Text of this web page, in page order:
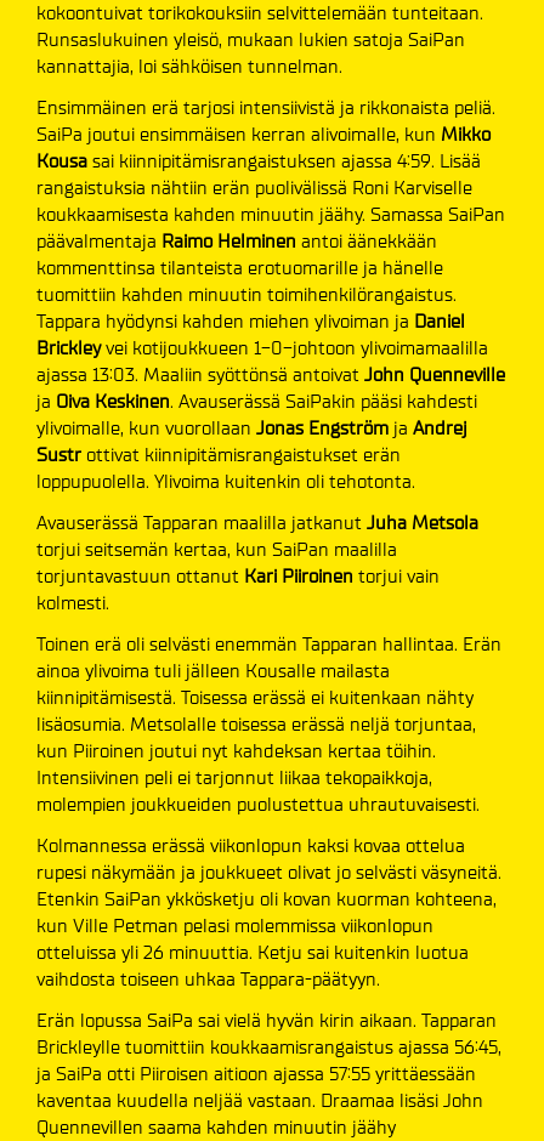
kokoontuivat torikokouksiin selvittelemään tunteitaan.
Runsaslukuinen yleisö, mukaan lukien satoja SaiPan
kannattajia, loi sähköisen tunnelman.
Ensimmäinen erä tarjosi intensiivistä ja rikkonaista peliä.
SaiPa joutui ensimmäisen kerran alivoimalle, kun Mikko
Kousa sai kiinnipitämisrangaistuksen ajassa 4:59. Lisää
rangaistuksia nähtiin erän puolivälissä Roni Karviselle
koukkaamisesta kahden minuutin jäähy. Samassa SaiPan
päävalmentaja Raimo Helminen antoi äänekkään
kommenttinsa tilanteista erotuomarille ja hänelle
tuomittiin kahden minuutin toimihenkilörangaistus.
Tappara hyödynsi kahden miehen ylivoiman ja Daniel
Brickleyvei kotijoukkueen 1-0-johtoon ylivoimamaalilla
ajassa 13:03. Maaliin syöttönsä antoivat John Quenneville
ja Oiva Keskinen. Avauserässä SaiPakin pääsi kahdesti
ylivoimalle, kun vuorollaan Jonas Engström ja Andrej
Sustr ottivat kiinnipitämisrangaistukset erän
loppupuolella. Ylivoima kuitenkin oli tehotonta.
Avauserässä Tapparan maalilla jatkanut Juha Metsola
torjui seitsemän kertaa, kun SaiPan maalilla
torjuntavastuun ottanut Kari Piiroinen torjui vain
kolmesti.
Toinen erä oli selvästi enemmän Tapparan hallintaa. Erän
ainoa ylivoima tuli jälleen Kousalle mailasta
kiinnipitämisestä. Toisessa erässä ei kuitenkaan nähty
lisäosumia. Metsolalle toisessa erässä neljä torjuntaa,
kun Piiroinen joutui nyt kahdeksan kertaa töihin.
Intensiivinen peli ei tarjonnut liikaa tekopaikkoja,
molempien joukkueiden puolustettua uhrautuvaisesti.
Kolmannessa erässä viikonlopun kaksi kovaa ottelua
rupesi näkymään ja joukkueet olivat jo selvästi väsyneitä.
Etenkin SaiPan ykkösketju oli kovan kuorman kohteena,
kun Ville Petman pelasi molemmissa viikonlopun
otteluissa yli 26 minuuttia. Ketju sai kuitenkin luotua
vaihdosta toiseen uhkaa Tappara-päätyyn.
Erän lopussa SaiPa sai vielä hyvän kirin aikaan. Tapparan
Brickleylle tuomittiin koukkaamisrangaistus ajassa 56:45,
ja SaiPa otti Piiroisen aitioon ajassa 57:55 yrittäessään
kaventaa kuudella neljää vastaan. Draamaa lisäsi John
Quennevillen saama kahden minuutin jäähy